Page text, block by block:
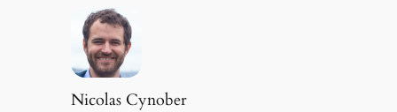
Nicolas Cynober